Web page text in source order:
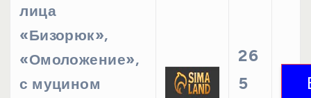
лица
«Бизорюк»,
«Омоложение»,
с муцином
26
5